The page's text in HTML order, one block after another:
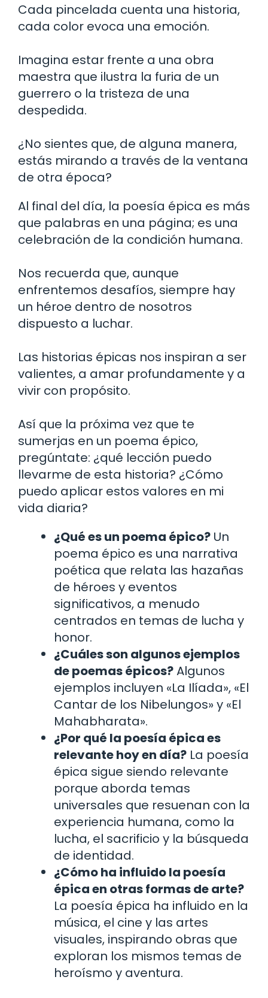
Cada pincelada cuenta una historia,
cada color evoca una emoción.
Imagina estar frente a una obra
maestra que ilustra la furia de un
guerrero o la tristeza de una
despedida.
¿No sientes que, de alguna manera,
estás mirando a través de la ventana
de otra época?
Al final del día, la poesía épica es más
que palabras en una página; es una
celebración de la condición humana.
Nos recuerda que, aunque
enfrentemos desafíos, siempre hay
un héroe dentro de nosotros
dispuesto a luchar.
Las historias épicas nos inspiran a ser
valientes, a amar profundamente y a
vivir con propósito.
Así que la próxima vez que te
sumerjas en un poema épico,
pregúntate: ¿qué lección puedo
llevarme de esta historia? ¿Cómo
puedo aplicar estos valores en mi
vida diaria?
¿Qué es un poema épico? Un
poema épico es una narrativa
poética que relata las hazañas
de héroes y eventos
significativos, a menudo
centrados en temas de lucha y
honor.
¿Cuáles son algunos ejemplos
de poemas épicos?Algunos
ejemplos incluyen «La Ilíada», «El
Cantar de los Nibelungos» y «El
Mahabharata».
¿Por qué la poesía épica es
relevante hoy en día? La poesía
épica sigue siendo relevante
porque aborda temas
universales que resuenan con la
experiencia humana, como la
lucha, el sacrificio y la búsqueda
de identidad.
¿Cómo ha influido la poesía
épica en otras formas de arte?
La poesía épica ha influido en la
música, el cine y las artes
visuales, inspirando obras que
exploran los mismos temas de
heroísmo y aventura.